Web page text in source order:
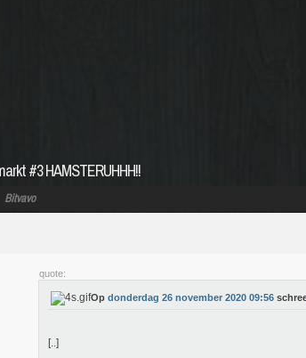
#3 HAMSTERUHHH!!
Bitvavo
quote:
Op donderdag 26 november 2020 09:56
[..]